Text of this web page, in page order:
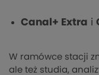
Canal+ Extra i
W ramówce stacji
ale też studia,